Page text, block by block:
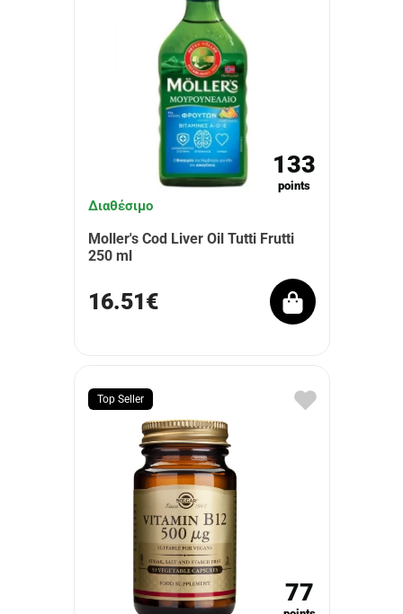
133
points
Διαθέσιμο
Moller's Cod Liver Oil Tutti Frutti
250 ml
16.51€
Top Seller
77